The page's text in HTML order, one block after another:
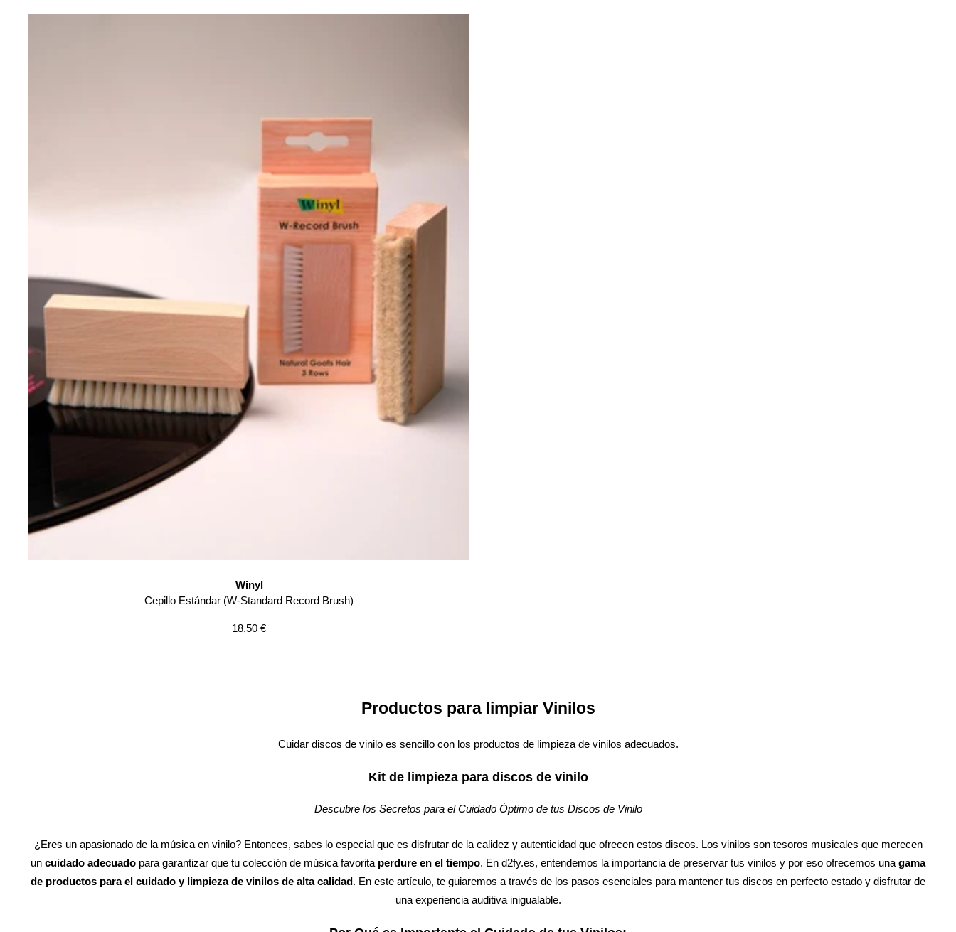
Winyl
Cepillo Estándar (W-Standard Record Brush)
Precio
18,50 €
Productos para limpiar Vinilos
Cuidar discos de vinilo es sencillo con los productos de limpieza de vinilos adecuados.
Kit de limpieza para discos de vinilo
Descubre los Secretos para el Cuidado Óptimo de tus Discos de Vinilo
¿Eres un apasionado de la música en vinilo? Entonces, sabes lo especial que es disfrutar de la calidez y autenticidad que ofrecen estos discos. Los vinilos son tesoros musicales que merecen
un cuidado adecuado para garantizar que tu colección de música favorita perdure en el tiempo. En d2fy.es, entendemos la importancia de preservar tus vinilos y por eso ofrecemos una gama
de productos para el cuidado y limpieza de vinilos de alta calidad. En este artículo, te guiaremos a través de los pasos esenciales para mantener tus discos en perfecto estado y disfrutar de
una experiencia auditiva inigualable.